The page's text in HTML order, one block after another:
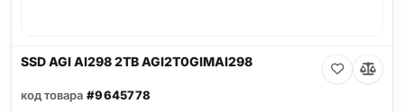
SSD AGI AI298 2TB AGI2T0GIMAI298
код товара #9645778